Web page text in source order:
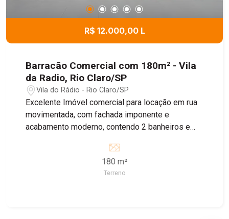
R$ 12.000,00 L
Barracão Comercial com 180m² - Vila
da Radio, Rio Claro/SP
Vila do Rádio - Rio Claro/SP
Excelente Imóvel comercial para locação em rua
movimentada, com fachada imponente e
acabamento moderno, contendo 2 banheiros e
superior, recuo para 4 carros.
180 m²
Terreno